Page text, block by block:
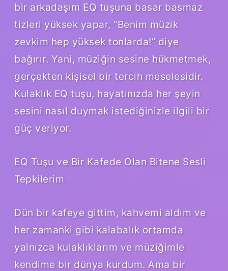
bir arkadaşım EQ tuşuna basar basmaz
tizleri yüksek yapar, “Benim müzik
zevkim hep yüksek tonlarda!” diye
bağırır. Yani, müziğin sesine hükmetmek,
gerçekten kişisel bir tercih meselesidir.
Kulaklık EQ tuşu, hayatınızda her şeyin
sesini nasıl duymak istediğinizle ilgili bir
güç veriyor.
EQ Tuşu ve Bir Kafede Olan Bitene Sesli
Tepkilerim
Dün bir kafeye gittim, kahvemi aldım ve
her zamanki gibi kalabalık ortamda
yalnızca kulaklıklarım ve müziğimle
kendime bir dünya kurdum. Ama bir